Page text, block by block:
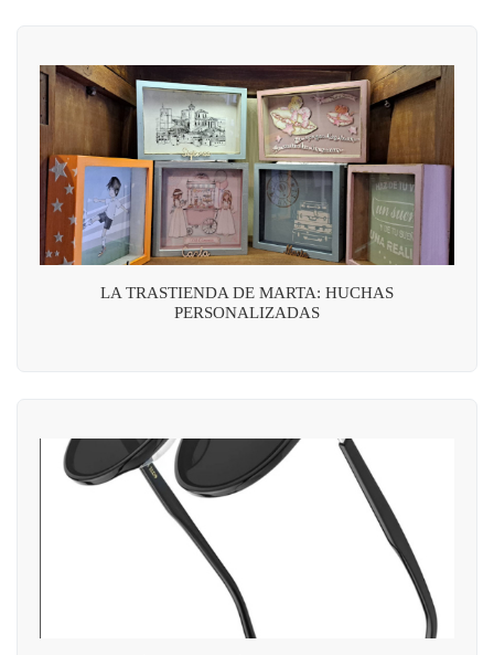
LA TRASTIENDA DE MARTA: HUCHAS
PERSONALIZADAS